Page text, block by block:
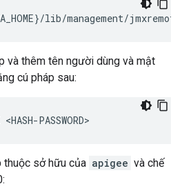
lib/management/
và thêm tên người dùng và mật
cú pháp sau:
<HASH-PASSWORD>
sở hữu của apigee và chế